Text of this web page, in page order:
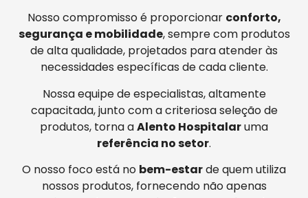
Nosso compromisso é proporcionar conforto,
segurança e mobilidade, sempre com produtos
de alta qualidade, projetados para atender às
necessidades específicas de cada cliente.
Nossa equipe de especialistas, altamente
capacitada, junto com a criteriosa seleção de
produtos, torna aAlento Hospitalaruma
referência no setor.
O nosso foco está no bem-estarde quem utiliza
nossos produtos, fornecendo não apenas